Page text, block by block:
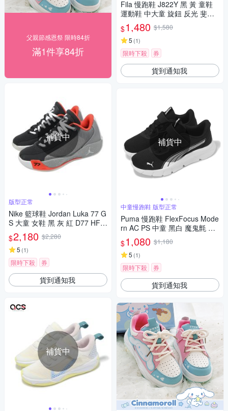
父親節感恩祭 限時84折
滿1件享84折
補貨中
版型正常
Nike 籃球鞋 Jordan Luka 77 G
S 大童 女鞋 黑 灰 紅 D77 HF0
820-005
$2,180 $2,280
5 (1)
限時下殺 券
貨到通知我
補貨中
Fila 慢跑鞋 J822Y 黑 黃 童鞋
運動鞋 中大童 旋鈕 反光 斐樂
3J822Y091
$1,480 $1,580
5 (1)
限時下殺 券
貨到通知我
補貨中
中童慢跑鞋 版型正常
Puma 慢跑鞋 FlexFocus Mode
rn AC PS 中童 黑白 魔鬼氈 透
氣 緩衝 小朋友 運動鞋 401519
01
$1,080 $1,180
5 (1)
限時下殺 券
貨到通知我